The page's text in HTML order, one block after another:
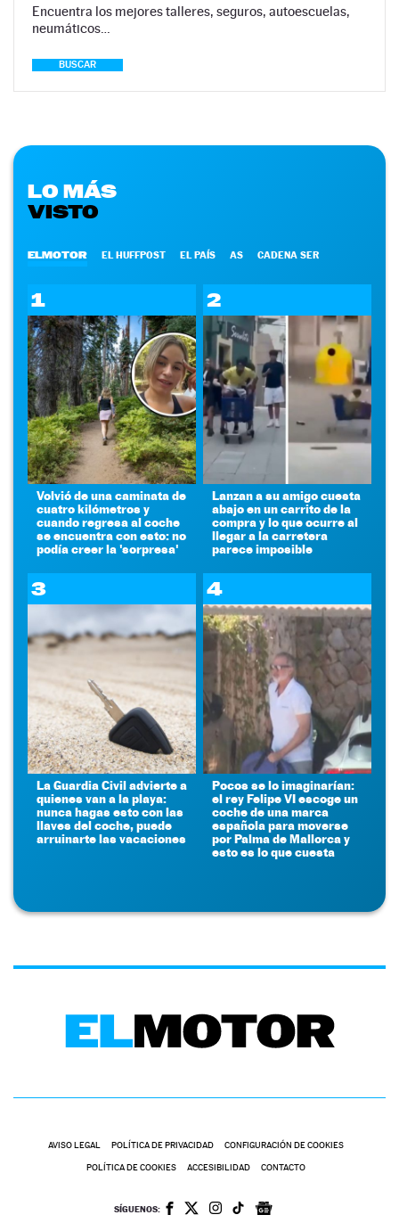
Encuentra los mejores talleres, seguros, autoescuelas,
neumáticos…
BUSCAR
LO MÁS
VISTO
ELMOTOR EL HUFFPOST EL PAÍS AS CADENA SER
1
Volvió de una caminata de
cuatro kilómetros y
cuando regresa al coche
se encuentra con esto: no
podía creer la 'sorpresa'
2
Lanzan a su amigo cuesta
abajo en un carrito de la
compra y lo que ocurre al
llegar a la carretera
parece imposible
3
La Guardia Civil advierte a
quienes van a la playa:
nunca hagas esto con las
llaves del coche, puede
arruinarte las vacaciones
4
Pocos se lo imaginarían:
el rey Felipe VI escoge un
coche de una marca
española para moverse
por Palma de Mallorca y
esto es lo que cuesta
AVISO LEGAL POLÍTICA DE PRIVACIDAD CONFIGURACIÓN DE COOKIES
POLÍTICA DE COOKIES ACCESIBILIDAD CONTACTO
SÍGUENOS: